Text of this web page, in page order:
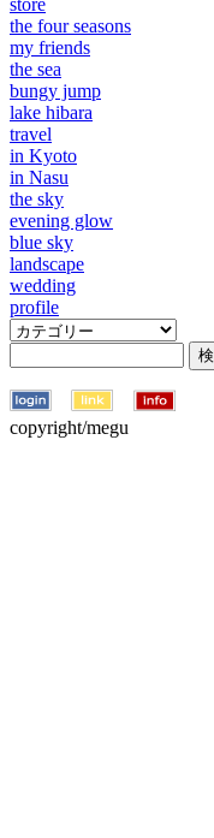
store
the four seasons
my friends
the sea
bungy jump
lake hibara
travel
in Kyoto
in Nasu
the sky
evening glow
blue sky
landscape
wedding
profile
copyright/megu